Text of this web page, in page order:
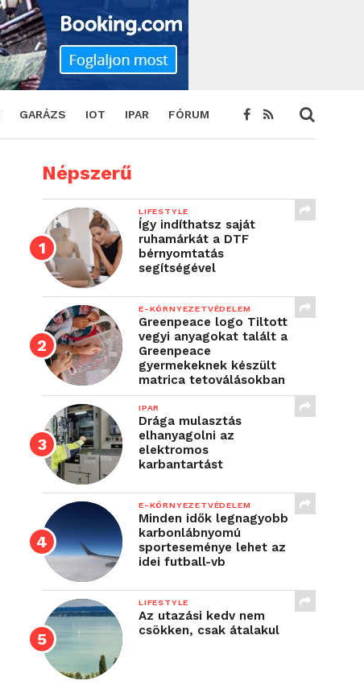
GARÁZS IOT IPAR FÓRUM
Népszerű
LIFESTYLE
Így indíthatsz saját
ruhamárkát a DTF
bérnyomtatás
segítségével
E-KÖRNYEZETVÉDELEM
Greenpeace logo Tiltott
vegyi anyagokat talált a
Greenpeace
gyermekeknek készült
matrica tetoválásokban
IPAR
Drága mulasztás
elhanyagolni az
elektromos
karbantartást
E-KÖRNYEZETVÉDELEM
Minden idők legnagyobb
karbonlábnyomú
sporteseménye lehet az
idei futball-vb
LIFESTYLE
Az utazási kedv nem
csökken, csak átalakul